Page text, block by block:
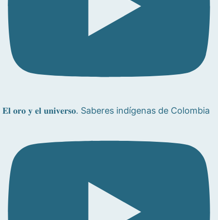
𝐄𝐥 𝐨𝐫𝐨 𝐲 𝐞𝐥 𝐮𝐧𝐢𝐯𝐞𝐫𝐬𝐨. Saberes indígenas de Colombia